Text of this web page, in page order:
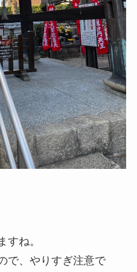
すね。
で、やりすぎ注意で